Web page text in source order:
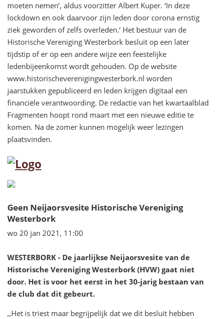
moeten nemen’, aldus voorzitter Albert Kuper. ‘In deze
lockdown en ook daarvoor zijn leden door corona ernstig
ziek geworden of zelfs overleden.’ Het bestuur van de
Historische Vereniging Westerbork besluit op een later
tijdstip of er op een andere wijze een feestelijke
ledenbijeenkomst wordt gehouden. Op de website
www.historischeverenigingwesterbork.nl worden
jaarstukken gepubliceerd en leden krijgen digitaal een
financiële verantwoording. De redactie van het kwartaalblad
Fragmenten hoopt rond maart met een nieuwe editie te
komen. Na de zomer kunnen mogelijk weer lezingen
plaatsvinden.
Geen Neijaorsvesite Historische Vereniging
Westerbork
wo 20 jan 2021, 11:00
WESTERBORK - De jaarlijkse Neijaorsvesite van de
Historische Vereniging Westerbork (HVW) gaat niet
door. Het is voor het eerst in het 30-jarig bestaan van
de club dat dit gebeurt.
,,Het is triest maar begrijpelijk dat we dit besluit hebben